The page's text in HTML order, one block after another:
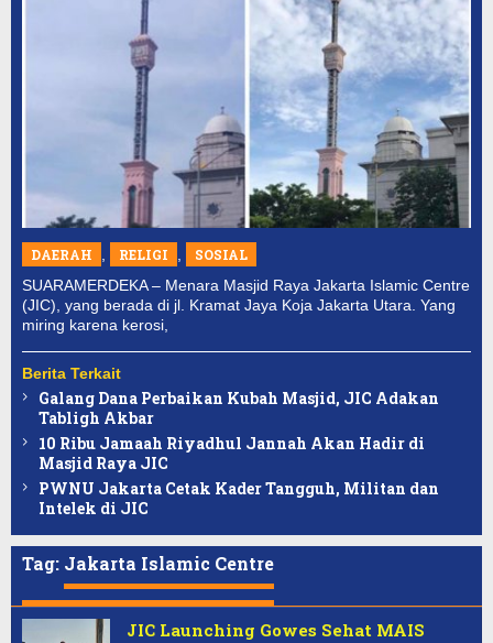
DAERAH , RELIGI ,
SOSIAL
SUARAMERDEKA – Menara Masjid Raya Jakarta Islamic Centre
(JIC), yang berada di jl. Kramat Jaya Koja Jakarta Utara. Yang
miring karena kerosi,
Berita Terkait
Galang Dana Perbaikan Kubah Masjid, JIC Adakan
Tabligh Akbar
10 Ribu Jamaah Riyadhul Jannah Akan Hadir di
Masjid Raya JIC
PWNU Jakarta Cetak Kader Tangguh, Militan dan
Intelek di JIC
Tag: Jakarta Islamic Centre
JIC Launching Gowes Sehat MAIS